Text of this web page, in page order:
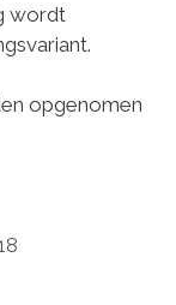
wordt
opgenomen